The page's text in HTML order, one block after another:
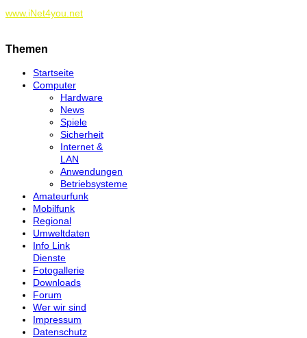
www.iNet4you.net
Themen
Startseite
Computer
Hardware
News
Spiele
Sicherheit
Internet &
LAN
Anwendungen
Betriebsysteme
Amateurfunk
Mobilfunk
Regional
Umweltdaten
Info Link
Dienste
Fotogallerie
Downloads
Forum
Wer wir sind
Impressum
Datenschutz